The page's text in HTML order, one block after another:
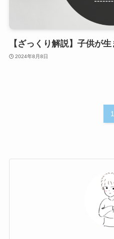
【ざっくり解説】子供が
2024年8月8日
1